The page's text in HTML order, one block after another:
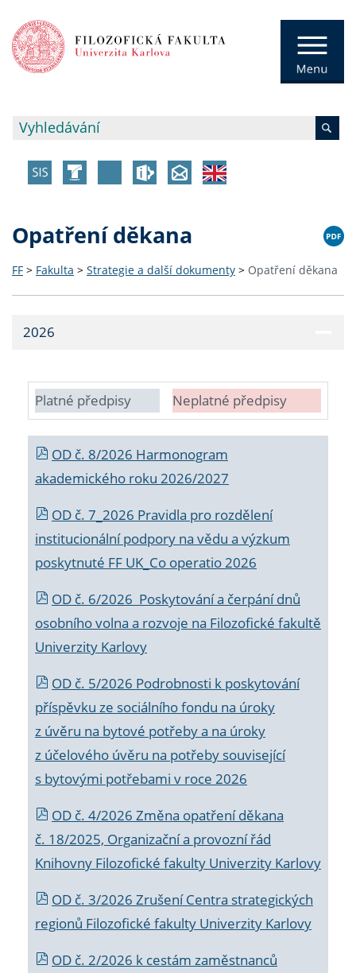
Opatření děkana
FF > Fakulta > Strategie a další dokumenty > Opatření děkana
2026
Platné předpisy Neplatné předpisy
OD č. 8/2026 Harmonogram
akademického roku 2026/2027
OD č. 7_2026 Pravidla pro rozdělení
institucionální podpory na vědu a výzkum
poskytnuté FF UK_Co operatio 2026
OD č. 6/2026 Poskytování a čerpání dnů
osobního volna a rozvoje na Filozofické fakultě
Univerzity Karlovy
OD č. 5/2026 Podrobnosti k poskytování
příspěvku ze sociálního fondu na úroky
z úvěru na bytové potřeby a na úroky
z účelového úvěru na potřeby související
s bytovými potřebami v roce 2026
OD č. 4/2026 Změna opatření děkana
č. 18/2025, Organizační a provozní řád
Knihovny Filozofické fakulty Univerzity Karlovy
OD č. 3/2026 Zrušení Centra strategických
regionů Filozofické fakulty Univerzity Karlovy
OD č. 2/2026 k cestám zaměstnanců